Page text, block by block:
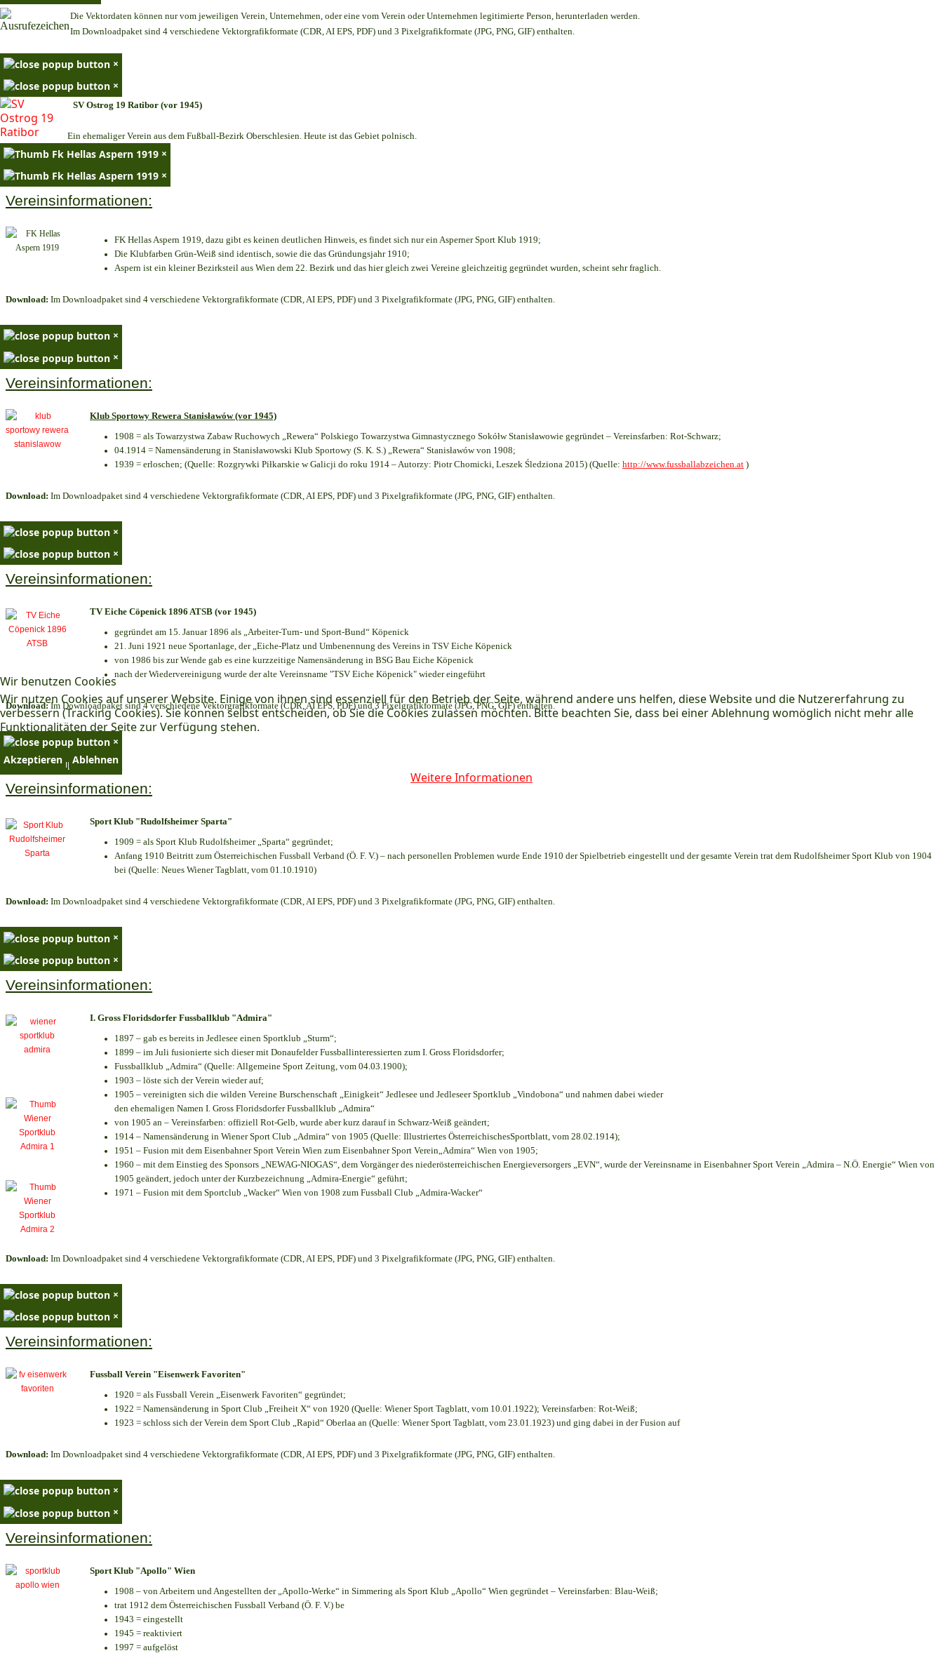
Wir benutzen Cookies
Wir nutzen Cookies auf unserer Website. Einige von ihnen sind essenziell für den Betrieb der Seite, während andere uns helfen, diese Website und die Nutzererfahrung zu
verbessern (Tracking Cookies). Sie können selbst entscheiden, ob Sie die Cookies zulassen möchten. Bitte beachten Sie, dass bei einer Ablehnung womöglich nicht mehr alle
Funktionalitäten der Seite zur Verfügung stehen.
Akzeptieren Ablehnen
Weitere Informationen
Die Vektordaten können nur vom jeweiligen Verein, Unternehmen, oder eine vom Verein oder Unternehmen legitimierte Person, herunterladen werden.
Im Downloadpaket sind 4 verschiedene Vektorgrafikformate (CDR, AI EPS, PDF) und 3 Pixelgrafikformate (JPG, PNG, GIF) enthalten.
×
×
SV Ostrog 19 Ratibor (vor 1945)
Ein ehemaliger Verein aus dem Fußball-Bezirk Oberschlesien. Heute ist das Gebiet polnisch.
×
×
Vereinsinformationen:
FK Hellas Aspern 1919, dazu gibt es keinen deutlichen Hinweis, es findet sich nur ein Asperner Sport Klub 1919;
Die Klubfarben Grün-Weiß sind identisch, sowie die das Gründungsjahr 1910;
Aspern ist ein kleiner Bezirksteil aus Wien dem 22. Bezirk und das hier gleich zwei Vereine gleichzeitig gegründet wurden, scheint sehr fraglich.
Download: Im Downloadpaket sind 4 verschiedene Vektorgrafikformate (CDR, AI EPS, PDF) und 3 Pixelgrafikformate (JPG, PNG, GIF) enthalten.
×
×
Vereinsinformationen:
Klub Sportowy Rewera Stanisławów (vor 1945)
1908 = als Towarzystwa Zabaw Ruchowych „Rewera“ Polskiego Towarzystwa Gimnastycznego Sokółw Stanisławowie gegründet – Vereinsfarben: Rot-Schwarz;
04.1914 = Namensänderung in Stanisławowski Klub Sportowy (S. K. S.) „Rewera“ Stanisławów von 1908;
1939 = erloschen; (Quelle: Rozgrywki Piłkarskie w Galicji do roku 1914 – Autorzy: Piotr Chomicki, Leszek Śledziona 2015) (Quelle: http://www.fussballabzeichen.at )
Download: Im Downloadpaket sind 4 verschiedene Vektorgrafikformate (CDR, AI EPS, PDF) und 3 Pixelgrafikformate (JPG, PNG, GIF) enthalten.
×
×
Vereinsinformationen:
TV Eiche Cöpenick 1896 ATSB (vor 1945)
gegründet am 15. Januar 1896 als „Arbeiter-Turn- und Sport-Bund“ Köpenick
21. Juni 1921 neue Sportanlage, der „Eiche-Platz und Umbenennung des Vereins in TSV Eiche Köpenick
von 1986 bis zur Wende gab es eine kurzzeitige Namensänderung in BSG Bau Eiche Köpenick
nach der Wiedervereinigung wurde der alte Vereinsname "TSV Eiche Köpenick" wieder eingeführt
Download:Im Downloadpaket sind 4 verschiedene Vektorgrafikformate (CDR, AI EPS, PDF) und 3 Pixelgrafikformate (JPG, PNG, GIF) enthalten.
×
×
Vereinsinformationen:
Sport Klub "Rudolfsheimer Sparta"
1909 = als Sport Klub Rudolfsheimer „Sparta“ gegründet;
Anfang 1910 Beitritt zum Österreichischen Fussball Verband (Ö. F. V.) – nach personellen Problemen wurde Ende 1910 der Spielbetrieb eingestellt und der gesamte Verein trat dem Rudolfsheimer Sport Klub von 1904
bei (Quelle: Neues Wiener Tagblatt, vom 01.10.1910)
Download: Im Downloadpaket sind 4 verschiedene Vektorgrafikformate (CDR, AI EPS, PDF) und 3 Pixelgrafikformate (JPG, PNG, GIF) enthalten.
×
×
Vereinsinformationen:
I. Gross Floridsdorfer Fussballklub "Admira"
1897 – gab es bereits in Jedlesee einen Sportklub „Sturm“;
1899 – im Juli fusionierte sich dieser mit Donaufelder Fussballinteressierten zum I. Gross Floridsdorfer;
Fussballklub „Admira“ (Quelle: Allgemeine Sport Zeitung, vom 04.03.1900);
1903 – löste sich der Verein wieder auf;
1905 – vereinigten sich die wilden Vereine Burschenschaft „Einigkeit“ Jedlesee und Jedleseer Sportklub „Vindobona“ und nahmen dabei wieder
den ehemaligen Namen I. Gross Floridsdorfer Fussballklub „Admira“
von 1905 an – Vereinsfarben: offiziell Rot-Gelb, wurde aber kurz darauf in Schwarz-Weiß geändert;
1914 – Namensänderung in Wiener Sport Club „Admira“ von 1905 (Quelle: Illustriertes ÖsterreichischesSportblatt, vom 28.02.1914);
1951 – Fusion mit dem Eisenbahner Sport Verein Wien zum Eisenbahner Sport Verein„Admira“ Wien von 1905;
1960 – mit dem Einstieg des Sponsors „NEWAG-NIOGAS“, dem Vorgänger des niederösterreichischen Energieversorgers „EVN“, wurde der Vereinsname in Eisenbahner Sport Verein „Admira – N.Ö. Energie“ Wien von
1905 geändert, jedoch unter der Kurzbezeichnung „Admira-Energie“ geführt;
1971 – Fusion mit dem Sportclub „Wacker“ Wien von 1908 zum Fussball Club „Admira-Wacker“
Download: Im Downloadpaket sind 4 verschiedene Vektorgrafikformate (CDR, AI EPS, PDF) und 3 Pixelgrafikformate (JPG, PNG, GIF) enthalten.
×
×
Vereinsinformationen:
Fussball Verein "Eisenwerk Favoriten"
1920 = als Fussball Verein „Eisenwerk Favoriten“ gegründet;
1922 = Namensänderung in Sport Club „Freiheit X“ von 1920 (Quelle: Wiener Sport Tagblatt, vom 10.01.1922); Vereinsfarben: Rot-Weiß;
1923 = schloss sich der Verein dem Sport Club „Rapid“ Oberlaa an (Quelle: Wiener Sport Tagblatt, vom 23.01.1923) und ging dabei in der Fusion auf
Download: Im Downloadpaket sind 4 verschiedene Vektorgrafikformate (CDR, AI EPS, PDF) und 3 Pixelgrafikformate (JPG, PNG, GIF) enthalten.
×
×
Vereinsinformationen:
Sport Klub "Apollo" Wien
1908 – von Arbeitern und Angestellten der „Apollo-Werke“ in Simmering als Sport Klub „Apollo“ Wien gegründet – Vereinsfarben: Blau-Weiß;
trat 1912 dem Österreichischen Fussball Verband (Ö. F. V.) be
1943 = eingestellt
1945 = reaktiviert
1997 = aufgelöst